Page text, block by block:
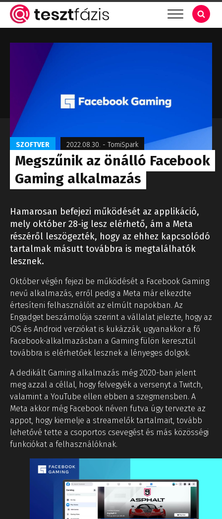
SZOFTVER 2022.08.30. - TomiSpark
Megszűnik az önálló Facebook
Gaming alkalmazás
Hamarosan befejezi működését az applikáció,
mely október 28-ig lesz elérhető, ám a Meta
részéről leszögezték, hogy az ehhez kapcsolódó
tartalmak másutt továbbra is megtalálhatók
lesznek.
Október végén fejezi be működését a Facebook Gaming
nevű alkalmazás, erről pedig a Meta már elkezdte
értesíteni felhasználóit az elmúlt napokban. Az
Engadget beszámolója szerint a vállalat jelezte, hogy az
iOS és Android verziókat is kukázzák, ugyanakkor a fő
Facebook-alkalmazásban a Gaming fülön keresztül
továbbra is elérhetőek lesznek a lényeges dolgok.
A dedikált Gaming alkalmazás még 2020-ban jelent
meg azzal a céllal, hogy felvegyék a versenyt a Twitch,
valamint a YouTube ellen ebben a szegmensben. A
Meta akkor még Facebook néven futva úgy tervezte az
appot, hogy kiemelje a streamelők tartalmait, tovább
lehetővé tette a csoportos csevegést és más közösségi
funkciókat a felhasználóknak.